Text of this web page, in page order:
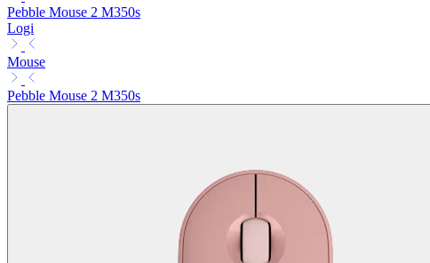
Pebble Mouse 2 M350s
Logi
Mouse
Pebble Mouse 2 M350s